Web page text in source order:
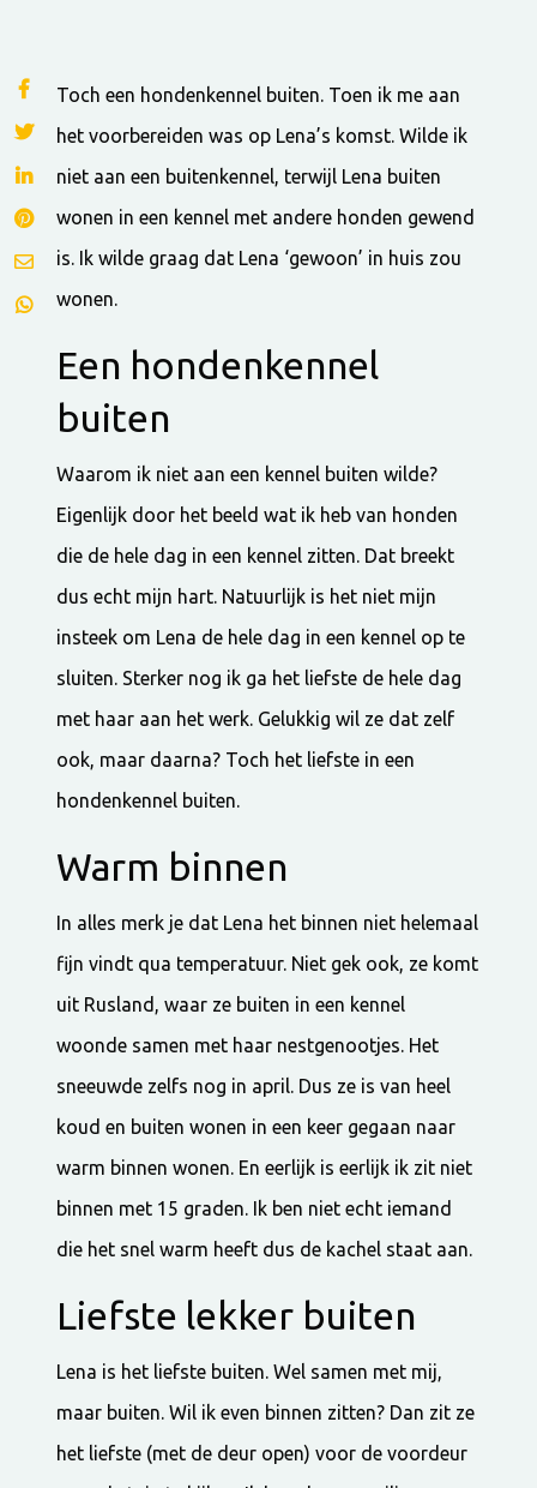
Toch een hondenkennel buiten. Toen ik me aan
het voorbereiden was op Lena’s komst. Wilde ik
niet aan een buitenkennel, terwijl Lena buiten
wonen in een kennel met andere honden gewend
is. Ik wilde graag dat Lena ‘gewoon’ in huis zou
wonen.
Een hondenkennel
buiten
Waarom ik niet aan een kennel buiten wilde?
Eigenlijk door het beeld wat ik heb van honden
die de hele dag in een kennel zitten. Dat breekt
dus echt mijn hart. Natuurlijk is het niet mijn
insteek om Lena de hele dag in een kennel op te
sluiten. Sterker nog ik ga het liefste de hele dag
met haar aan het werk. Gelukkig wil ze dat zelf
ook, maar daarna? Toch het liefste in een
hondenkennel buiten.
Warm binnen
In alles merk je dat Lena het binnen niet helemaal
fijn vindt qua temperatuur. Niet gek ook, ze komt
uit Rusland, waar ze buiten in een kennel
woonde samen met haar nestgenootjes. Het
sneeuwde zelfs nog in april. Dus ze is van heel
koud en buiten wonen in een keer gegaan naar
warm binnen wonen. En eerlijk is eerlijk ik zit niet
binnen met 15 graden. Ik ben niet echt iemand
die het snel warm heeft dus de kachel staat aan.
Liefste lekker buiten
Lena is het liefste buiten. Wel samen met mij,
maar buiten. Wil ik even binnen zitten? Dan zit ze
het liefste (met de deur open) voor de voordeur